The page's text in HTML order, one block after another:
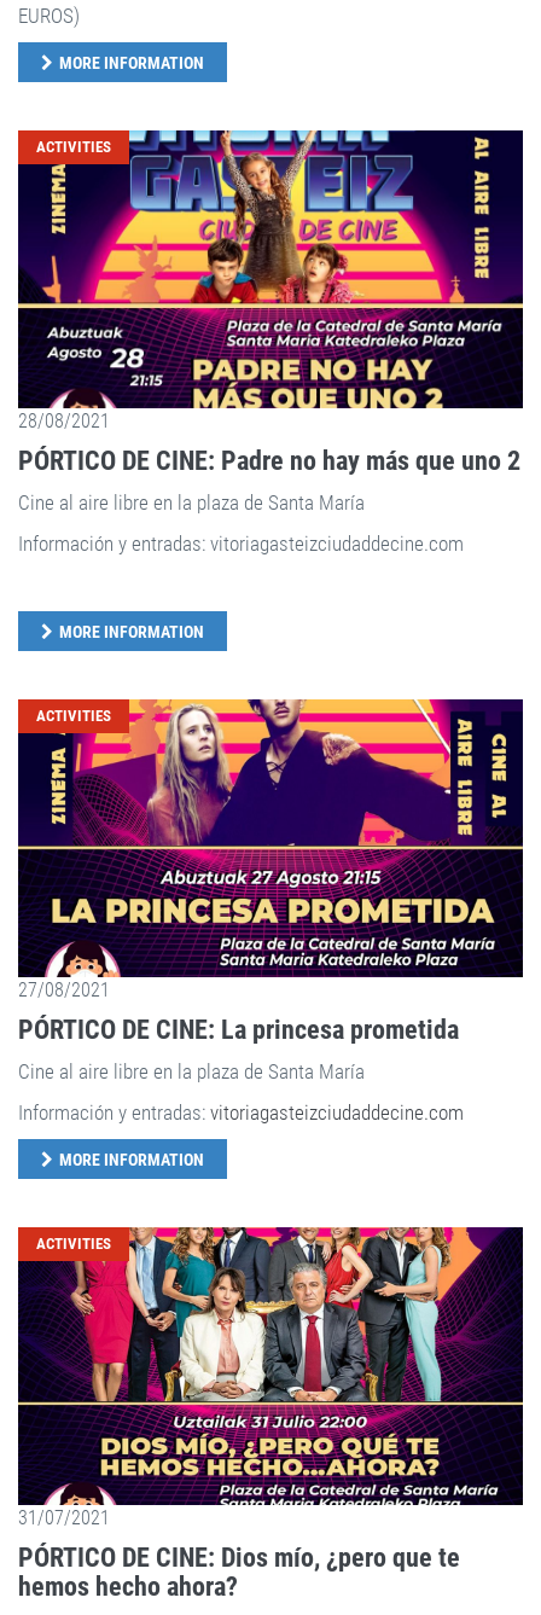
EUROS)
MORE INFORMATION
ACTIVITIES
28/08/2021
PÓRTICO DE CINE: Padre no hay más que uno 2
Cine al aire libre en la plaza de Santa María
Información y entradas: vitoriagasteizciudaddecine.com
MORE INFORMATION
ACTIVITIES
27/08/2021
PÓRTICO DE CINE: La princesa prometida
Cine al aire libre en la plaza de Santa María
Información y entradas: vitoriagasteizciudaddecine.com
MORE INFORMATION
ACTIVITIES
31/07/2021
PÓRTICO DE CINE: Dios mío, ¿pero que te
hemos hecho ahora?